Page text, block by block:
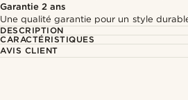
Garantie 2 ans
Une qualité garantie pour un style
DESCRIPTION
CARACTÉRISTIQUES
AVIS CLIENT